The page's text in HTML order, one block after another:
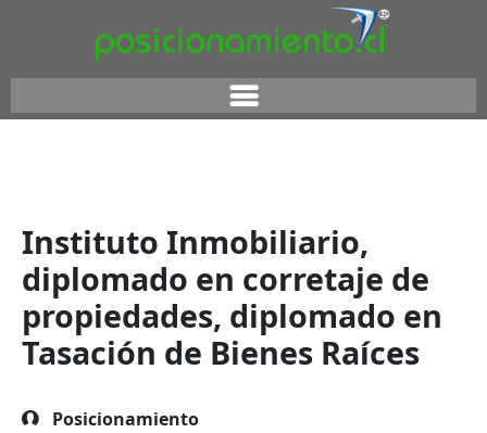
Instituto Inmobiliario,
diplomado en corretaje de
propiedades, diplomado en
Tasación de Bienes Raíces
Posicionamiento